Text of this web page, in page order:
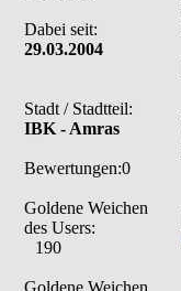
Dabei seit:
29.03.2004
Stadt / Stadtteil:
IBK - Amras
Bewertungen:0
Goldene Weichen
des Users:
190
Goldene Weichen